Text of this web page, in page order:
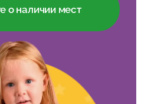
о наличии мест